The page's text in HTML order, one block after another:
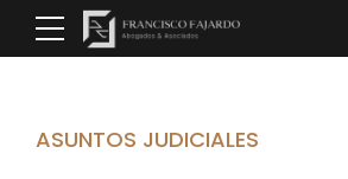
ASUNTOS JUDICIALES